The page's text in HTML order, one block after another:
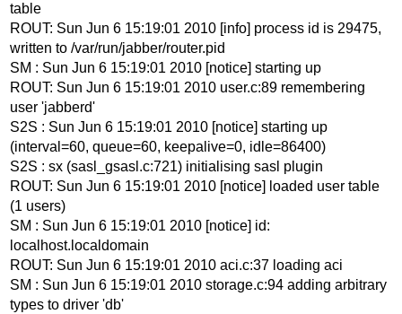
table
ROUT: Sun Jun 6 15:19:01 2010 [info] process id is 29475,
written to /var/run/jabber/router.pid
SM : Sun Jun 6 15:19:01 2010 [notice] starting up
ROUT: Sun Jun 6 15:19:01 2010 user.c:89 remembering
user 'jabberd'
S2S : Sun Jun 6 15:19:01 2010 [notice] starting up
(interval=60, queue=60, keepalive=0, idle=86400)
S2S : sx (sasl_gsasl.c:721) initialising sasl plugin
ROUT: Sun Jun 6 15:19:01 2010 [notice] loaded user table
(1 users)
SM : Sun Jun 6 15:19:01 2010 [notice] id:
localhost.localdomain
ROUT: Sun Jun 6 15:19:01 2010 aci.c:37 loading aci
SM : Sun Jun 6 15:19:01 2010 storage.c:94 adding arbitrary
types to driver 'db'